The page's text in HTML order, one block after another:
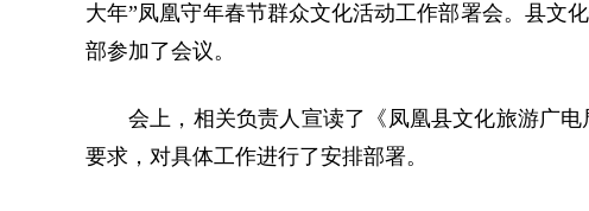
大年”凤凰守年春节群众文化活动工作部署会。县文
部参加了会议。
会上，相关负责人宣读了《凤凰县文化旅游广电
要求，对具体工作进行了安排部署。